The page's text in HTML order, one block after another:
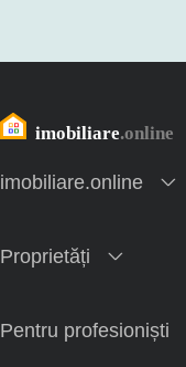
imobiliare.online
Proprietăți
Pentru profesioniști